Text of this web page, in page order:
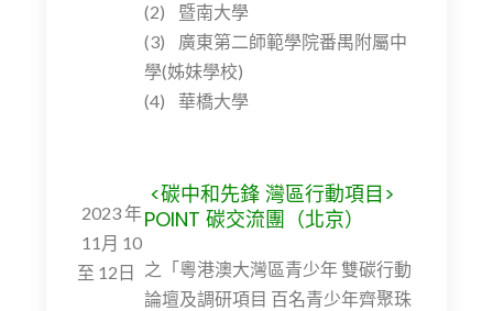
(2) 暨南大學
(3) 廣東第二師範學院番禺附屬中
學(姊妹學校)
(4) 華橋大學
2023 年
11月 10
至 12日
<碳中和先鋒 灣區行動項目>
POINT 碳交流團（北京）
之「粵港澳大灣區青少年 雙碳行動
論壇及調研項目 百名青少年齊聚珠